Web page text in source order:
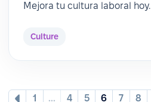
Mejora tu cultura laboral hoy.
Culture
1 ... 4 5 6 7 8